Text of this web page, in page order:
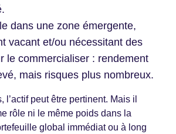
dans une zone émergente,
vacant et/ou nécessitant des
le commercialiser : rendement
mais risques plus nombreux.
l’actif peut être pertinent. Mais il
rôle ni le même poids dans la
global immédiat ou à long